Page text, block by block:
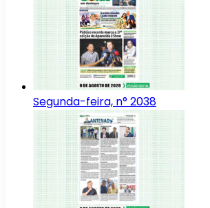
Segunda-feira, n° 2038